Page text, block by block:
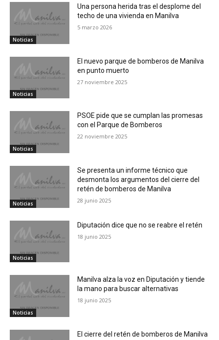
Noticias
Una persona herida tras el desplome del
techo de una vivienda en Manilva
5 marzo 2026
Noticias
El nuevo parque de bomberos de Manilva
en punto muerto
27 noviembre 2025
Noticias
PSOE pide que se cumplan las promesas
con el Parque de Bomberos
22 noviembre 2025
Noticias
Se presenta un informe técnico que
desmonta los argumentos del cierre del
retén de bomberos de Manilva
28 junio 2025
Noticias
Diputación dice que no se reabre el retén
18 junio 2025
Noticias
Manilva alza la voz en Diputación y tiende
la mano para buscar alternativas
18 junio 2025
El cierre del retén de bomberos de Manilva